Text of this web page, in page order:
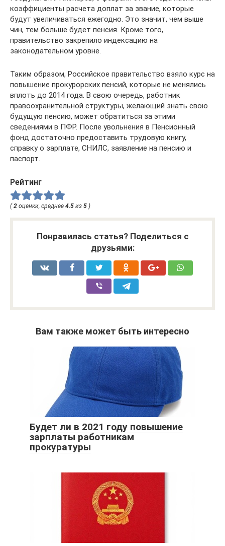
коэффициенты расчета доплат за звание, которые
будут увеличиваться ежегодно. Это значит, чем выше
чин, тем больше будет пенсия. Кроме того,
правительство закрепило индексацию на
законодательном уровне.
Таким образом, Российское правительство взяло курс на
повышение прокурорских пенсий, которые не менялись
вплоть до 2014 года. В свою очередь, работник
правоохранительной структуры, желающий знать свою
будущую пенсию, может обратиться за этими
сведениями в ПФР. После увольнения в Пенсионный
фонд достаточно предоставить трудовую книгу,
справку о зарплате, СНИЛС, заявление на пенсию и
паспорт.
Рейтинг
(2 оценки, среднее 4.5 из 5 )
Понравилась статья? Поделиться с
друзьями:
Вам также может быть интересно
Будет ли в 2021 году повышение
зарплаты работникам
прокуратуры